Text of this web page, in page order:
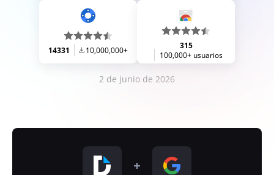
14331 10,000,000+
315
100,000+ usuarios
2 de junio de 2026